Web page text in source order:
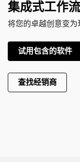
集成式工作
将您的卓越创意变为
试用包含的软件
查找经销商